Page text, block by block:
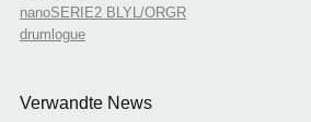
nanoSERIE2 BLYL/ORGR
drumlogue
Verwandte News